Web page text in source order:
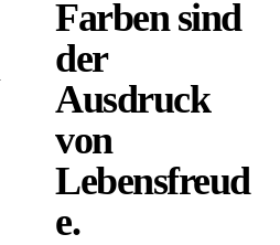
Farben sind
der
Ausdruck
von
Lebensfreud
e.